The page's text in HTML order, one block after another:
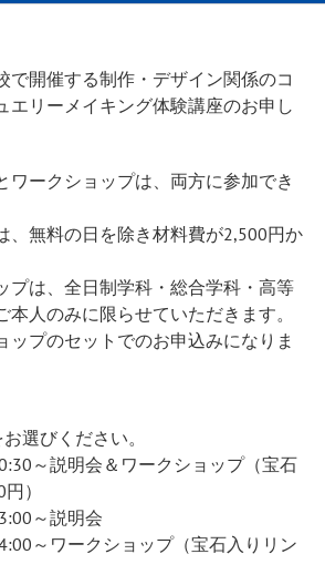
で開催する制作・デザイン関係のコ
エリーメイキング体験講座のお申し
ークショップは、両方に参加でき
、無料の日を除き材料費が2,500円か
プは、全日制学科・総合学科・高等
人のみに限らせていただきます。
ップのセットでのお申込みになりま
選びください。
～説明会＆ワークショップ（宝石
）
～説明会
～ワークショップ（宝石入りリン